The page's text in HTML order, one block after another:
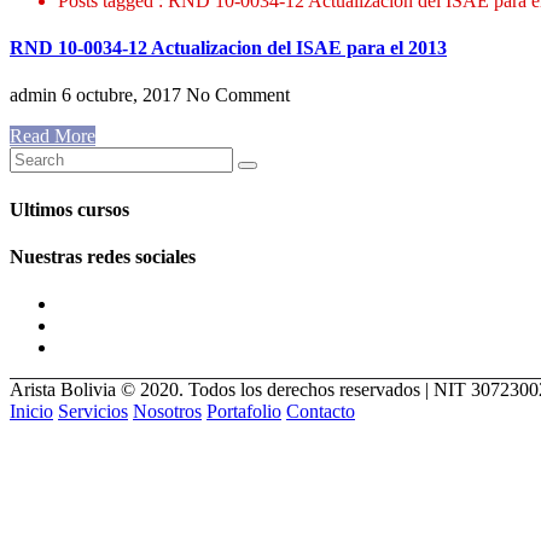
RND 10-0034-12 Actualizacion del ISAE para el 2013
admin 6 octubre, 2017 No Comment
Read More
Ultimos cursos
Nuestras redes sociales
Arista Bolivia © 2020. Todos los derechos reservados | NIT
Inicio Servicios Nosotros Portafolio Contacto